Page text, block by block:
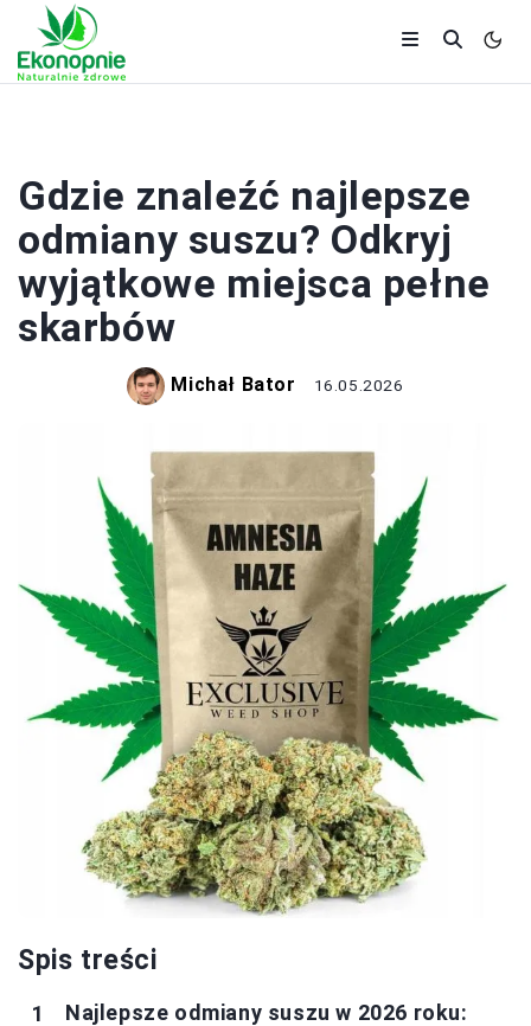
Gdzie znaleźć najlepsze
odmiany suszu? Odkryj
wyjątkowe miejsca pełne
skarbów
Michał Bator 16.05.2026
Spis treści
Najlepsze odmiany suszu w 2026 roku: